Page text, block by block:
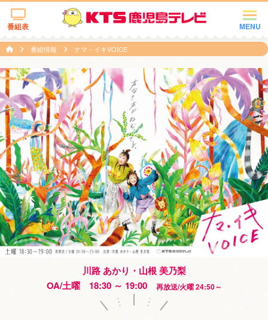
MENU
番組表
番組情報 ナマ・イキVOICE
川路 あかり・山根 美乃梨
OA/土曜 18:30 ～ 19:00
再放送/火曜 24:50～